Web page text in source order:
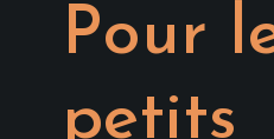
Pour
petits